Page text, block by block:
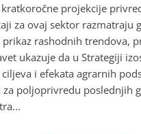
projekcije
za ovaj sektor razmatraju
rashodnih trendova,
ukazuje da u Strategiji
i efekata agrarnih
za poljoprivredu poslednjih